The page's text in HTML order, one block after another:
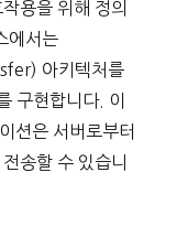
용을 위해 정의
에서는
아키텍처를
구현합니다. 이
션은 서버로부터
송할 수 있습니